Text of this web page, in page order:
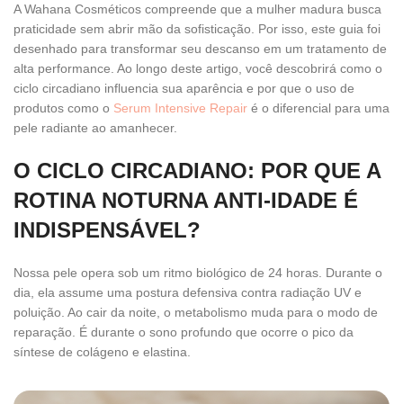
A Wahana Cosméticos compreende que a mulher madura busca
praticidade sem abrir mão da sofisticação. Por isso, este guia foi
desenhado para transformar seu descanso em um tratamento de
alta performance. Ao longo deste artigo, você descobrirá como o
ciclo circadiano influencia sua aparência e por que o uso de
produtos como o Serum Intensive Repair é o diferencial para uma
pele radiante ao amanhecer.
O CICLO CIRCADIANO: POR QUE A
ROTINA NOTURNA ANTI-IDADE É
INDISPENSÁVEL?
Nossa pele opera sob um ritmo biológico de 24 horas. Durante o
dia, ela assume uma postura defensiva contra radiação UV e
poluição. Ao cair da noite, o metabolismo muda para o modo de
reparação. É durante o sono profundo que ocorre o pico da
síntese de colágeno e elastina.